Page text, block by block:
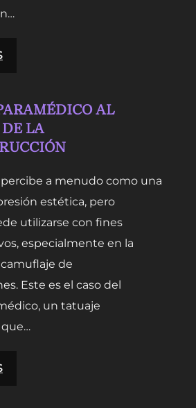
:
UN
TATUAJE?
AL
LA
a menudo como una
estética, pero
utilizarse con fines
especialmente en la
de
Este es el caso del
un tatuaje
: